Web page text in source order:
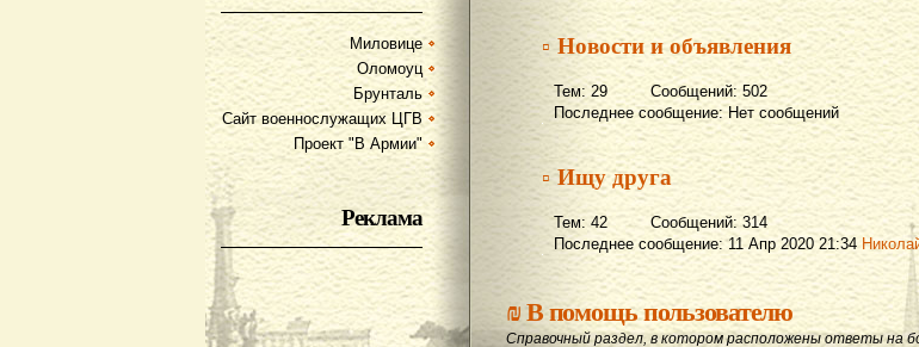
Миловице
Оломоуц
Брунталь
Сайт военнослужащих ЦГВ
Проект "В Армии"
Реклама
▫ Новости и объявления
Тем: 29 Сообщений: 502
Последнее сообщение: Нет сообщений
▫ Ищу друга
Тем: 42 Сообщений: 314
Последнее сообщение: 11 Апр 2020 21:34
₪В помощь пользователю
Справочный раздел, в котором расположены ответы на